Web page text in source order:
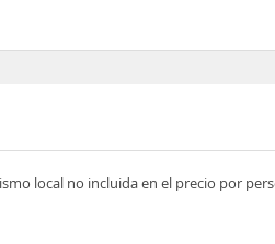
local no incluida en el precio por